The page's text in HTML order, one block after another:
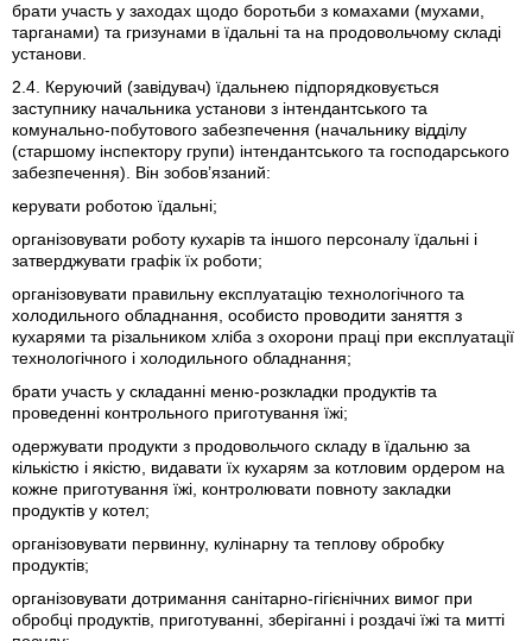
брати участь у заходах щодо боротьби з комахами (мухами,
тарганами) та гризунами в їдальні та на продовольчому складі
установи.
2.4. Керуючий (завідувач) їдальнею підпорядковується
заступнику начальника установи з інтендантського та
комунально-побутового забезпечення (начальнику відділу
(старшому інспектору групи) інтендантського та господарського
забезпечення). Він зобов’язаний:
керувати роботою їдальні;
організовувати роботу кухарів та іншого персоналу їдальні і
затверджувати графік їх роботи;
організовувати правильну експлуатацію технологічного та
холодильного обладнання, особисто проводити заняття з
кухарями та різальником хліба з охорони праці при експлуатації
технологічного і холодильного обладнання;
брати участь у складанні меню-розкладки продуктів та
проведенні контрольного приготування їжі;
одержувати продукти з продовольчого складу в їдальню за
кількістю і якістю, видавати їх кухарям за котловим ордером на
кожне приготування їжі, контролювати повноту закладки
продуктів у котел;
організовувати первинну, кулінарну та теплову обробку
продуктів;
організовувати дотримання санітарно-гігієнічних вимог при
обробці продуктів, приготуванні, зберіганні і роздачі їжі та митті